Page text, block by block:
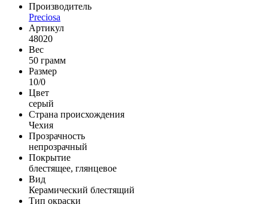
Производитель
Preciosa
Артикул
48020
Вес
50 грамм
Размер
10/0
Цвет
серый
Страна происхождения
Чехия
Прозрачность
непрозрачный
Покрытие
блестящее, глянцевое
Вид
Керамический блестящий
Тип окраски